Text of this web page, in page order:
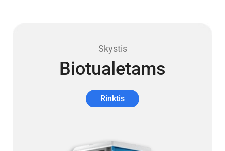
Skystis
Biotualetams
Rinktis